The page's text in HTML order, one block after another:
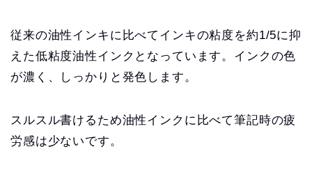
従来の油性インキに比べてインキの粘度を約1/5に抑
えた低粘度油性インクとなっています。インクの色
が濃く、しっかりと発色します。
スルスル書けるため油性インクに比べて筆記時の疲
労感は少ないです。